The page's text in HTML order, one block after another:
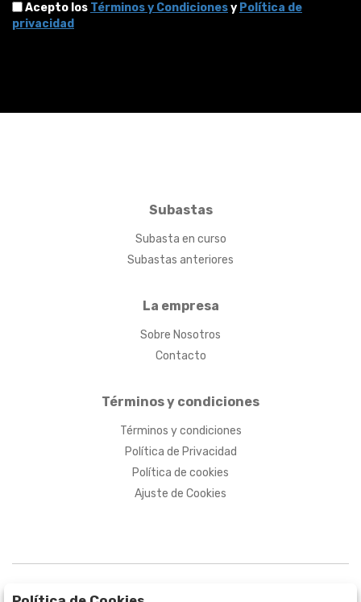
Acepto los Términos y Condicionesy Política de
privacidad
Subastas
Subasta en curso
Subastas anteriores
La empresa
Sobre Nosotros
Contacto
Términos y condiciones
Términos y condiciones
Política de Privacidad
Política de cookies
Ajuste de Cookies